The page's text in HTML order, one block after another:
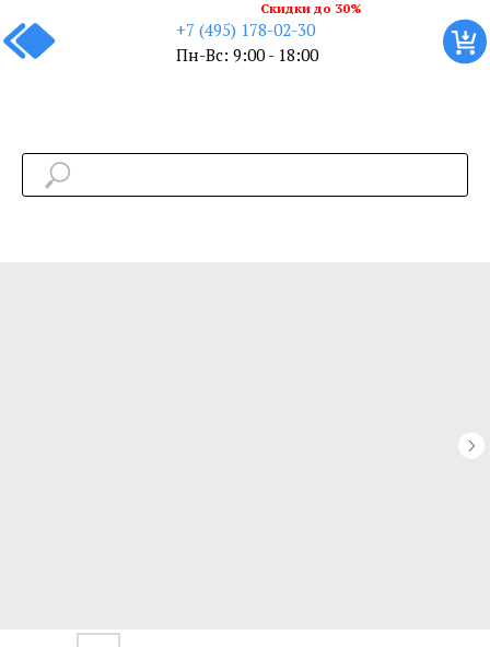
+7 (495) 178-02-30
Пн-Вс: 9:00 - 18:00
Скидки до 30%